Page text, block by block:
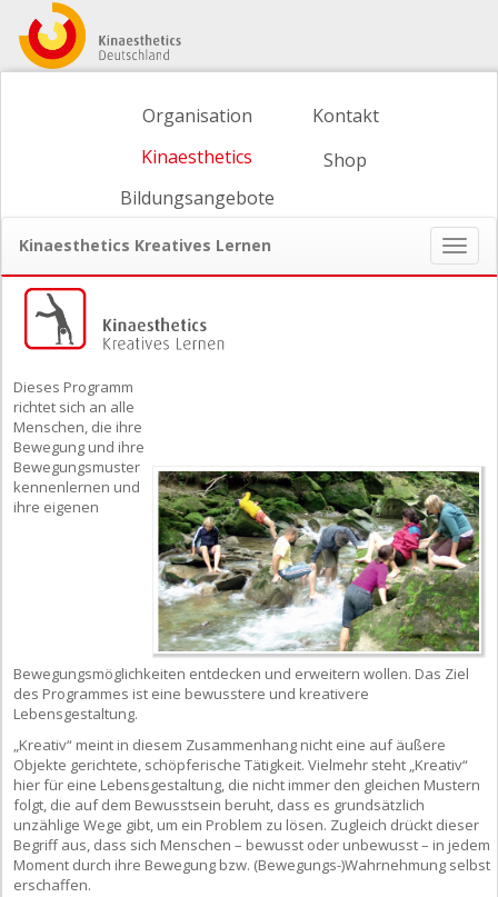
Organisation
Kinaesthetics
Bildungsangebote
Kontakt
Shop
Kinaesthetics Kreatives Lernen
ein-/
Dieses Programm
richtet sich an alle
Menschen, die ihre
Bewegung und ihre
Bewegungsmuster
kennenlernen und
ihre eigenen
Bewegungsmöglichkeiten entdecken und erweitern wollen. Das Ziel
des Programmes ist eine bewusstere und kreativere
Lebensgestaltung.
„Kreativ“ meint in diesem Zusammenhang nicht eine auf äußere
Objekte gerichtete, schöpferische Tätigkeit. Vielmehr steht „Kreativ“
hier für eine Lebensgestaltung, die nicht immer den gleichen Mustern
folgt, die auf dem Bewusstsein beruht, dass es grundsätzlich
unzählige Wege gibt, um ein Problem zu lösen. Zugleich drückt dieser
Begriff aus, dass sich Menschen – bewusst oder unbewusst – in jedem
Moment durch ihre Bewegung bzw. (Bewegungs-)Wahrnehmung selbst
erschaffen.